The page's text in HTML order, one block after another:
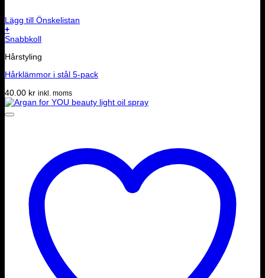
Lägg till Önskelistan
+
Snabbkoll
Hårstyling
Hårklämmor i stål 5-pack
40.00 kr inkl. moms